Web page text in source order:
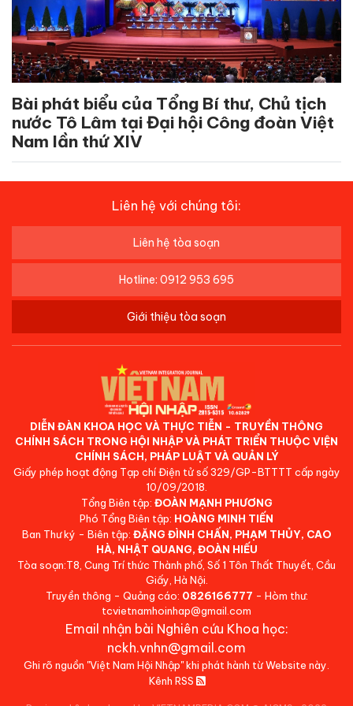
Bài phát biểu của Tổng Bí thư, Chủ tịch
nước Tô Lâm tại Đại hội Công đoàn Việt
Nam lần thứ XIV
Liên hệ với chúng tôi:
Liên hệ tòa soạn
Hotline: 0912 953 695
Giới thiệu tòa soạn
DIỄN ĐÀN KHOA HỌC VÀ THỰC TIỄN - TRUYỀN THÔNG
CHÍNH SÁCH TRONG HỘI NHẬP VÀ PHÁT TRIỂN THUỘC VIỆN
CHÍNH SÁCH, PHÁP LUẬT VÀ QUẢN LÝ
Giấy phép hoạt động Tạp chí Điện tử số 329/GP-BTTTT cấp ngày
10/09/2018.
Tổng Biên tập: ĐOÀN MẠNH PHƯƠNG
Phó Tổng Biên tập: HOÀNG MINH TIẾN
Ban Thư ký - Biên tập: ĐẶNG ĐÌNH CHẤN, PHẠM THỦY, CAO
HÀ, NHẬT QUANG, ĐOÀN HIẾU
Tòa soạn:T8, Cung Trí thức Thành phố, Số 1 Tôn Thất Thuyết, Cầu
Giấy, Hà Nội.
Truyền thông - Quảng cáo: 0826166777 - Hòm thư:
tcvietnamhoinhap@gmail.com
Email nhận bài Nghiên cứu Khoa học:
nckh.vnhn@gmail.com
Ghi rõ nguồn "Việt Nam Hội Nhập" khi phát hành từ Website này.
Kênh RSS